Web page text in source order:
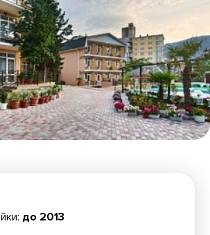
до 2013